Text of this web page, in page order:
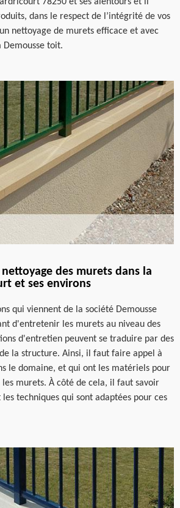
dans le respect de l’intégrité de vos
nettoyage de murets efficace et avec
Demousse toit.
des murets dans la
et ses environs
qui viennent de la société Demousse
d'entretenir les murets au niveau des
d'entretien peuvent se traduire par des
la structure. Ainsi, il faut faire appel à
le domaine, et qui ont les matériels pour
murets. À côté de cela, il faut savoir
les techniques qui sont adaptées pour ces